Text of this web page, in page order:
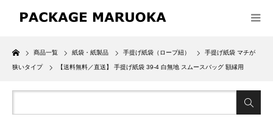
Home
商品一覧 紙袋・紙製品 手提げ紙袋（ロープ紐） 手提げ紙袋 マチが
狭いタイプ 【送料無料／直送】 手提げ紙袋 39-4 白無地 スムースバッグ 額縁用